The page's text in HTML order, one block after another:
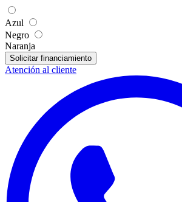
Azul
Negro
Naranja
Solicitar financiamiento
Atención al cliente